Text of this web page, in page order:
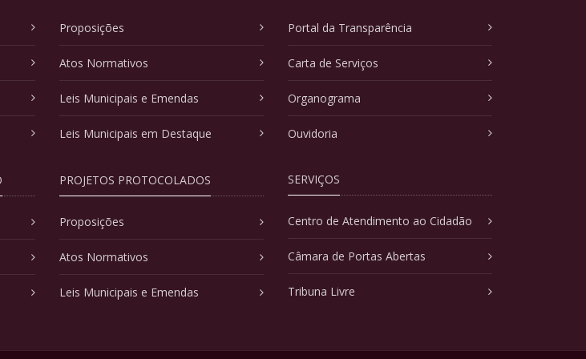
Proposições
Atos Normativos
Leis Municipais e Emendas
Leis Municipais em Destaque
PROJETOS PROTOCOLADOS
Proposições
Atos Normativos
Leis Municipais e Emendas
Portal da Transparência
Carta de Serviços
Organograma
Ouvidoria
SERVIÇOS
Centro de Atendimento ao Cidadão
Câmara de Portas Abertas
Tribuna Livre